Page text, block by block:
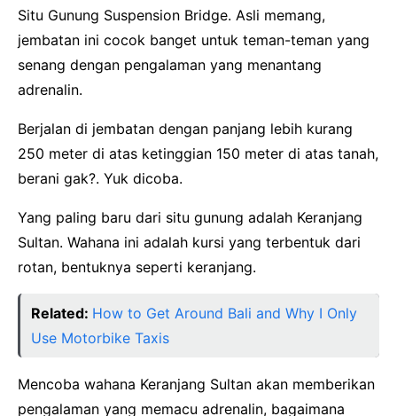
Situ Gunung Suspension Bridge. Asli memang,
jembatan ini cocok banget untuk teman-teman yang
senang dengan pengalaman yang menantang
adrenalin.
Berjalan di jembatan dengan panjang lebih kurang
250 meter di atas ketinggian 150 meter di atas tanah,
berani gak?. Yuk dicoba.
Yang paling baru dari situ gunung adalah Keranjang
Sultan. Wahana ini adalah kursi yang terbentuk dari
rotan, bentuknya seperti keranjang.
Related: How to Get Around Bali and Why I Only
Use Motorbike Taxis
Mencoba wahana Keranjang Sultan akan memberikan
pengalaman yang memacu adrenalin, bagaimana